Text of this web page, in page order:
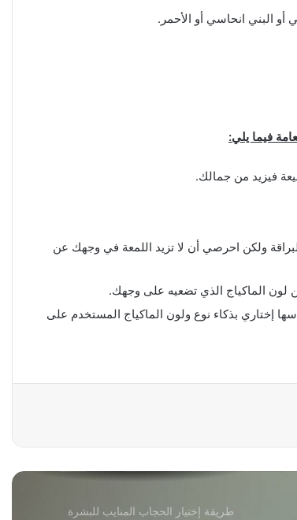
أو البني انحاسي أو الأحمر.
فيما يلي:
فيزيد من جمالك.
ولكن احرصي أن لا تزيد اللمعة في وجهك عن
الماكياج الذي تضعيه على وجهك.
إختاري بذكاء نوع ولون الماكياج المستخدم على
الطريقة المثلى لتخزين مجوهراتك… تعرفي
7 نصائح لتخزين الأحذية الشتوية
النسائية
السمراء